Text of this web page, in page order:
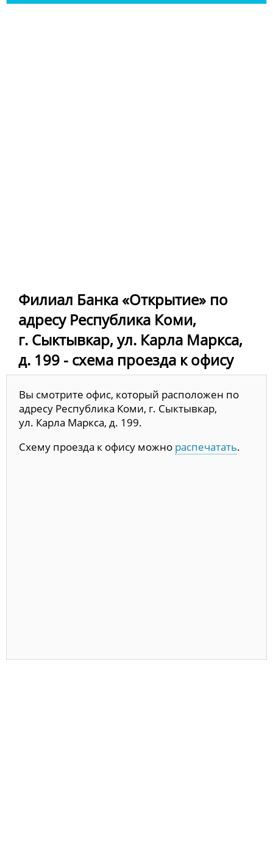
Филиал Банка «Открытие» по
адресу Республика Коми,
г. Сыктывкар, ул. Карла Маркса,
д. 199 - схема проезда к офису
Вы смотрите офис, который расположен по
адресу Республика Коми, г. Сыктывкар,
ул. Карла Маркса, д. 199.
Схему проезда к офису можно распечатать.